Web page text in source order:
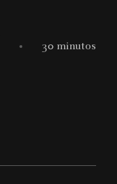
30 minutos